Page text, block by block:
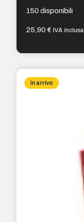
150 disponibili
25,90€ IVA inclusa
In arrivo